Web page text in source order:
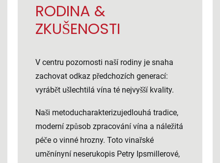
RODINA &
ZKUŠENOSTI
V centru pozornosti naší rodiny je snaha
zachovat odkaz předchozích generací:
vyrábět ušlechtilá vína té nejvyšší kvality.
Naši metoducharakterizujedlouhá tradice,
moderní způsob zpracování vína a náležitá
péče o vinné hrozny. Toto vinařské
uměnínyní neserukopis Petry Ipsmillerové,